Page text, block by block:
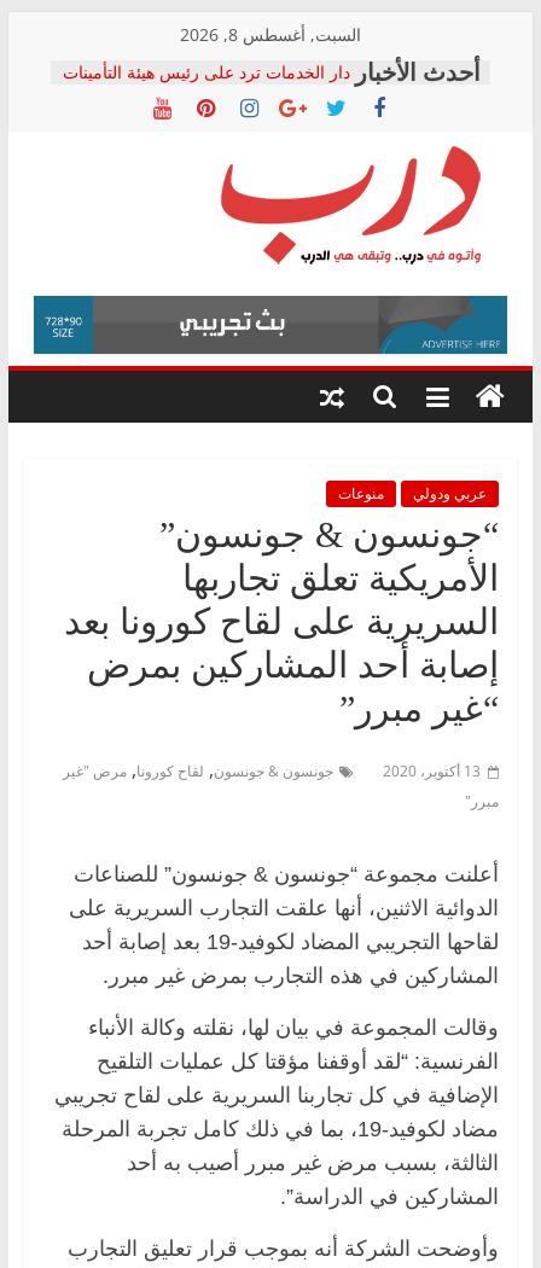
content
السبت, أغسطس 8, 2026
دار الخدمات ترد على رئيس هيئة التأمينات
بعد مؤتمره الصحفي: إنكار الأزمة لا ينهي
معاناة أصحاب المعاشات.. ونطالب بكشف
فرحات سليمان يكتب: القطاع الصحي إلى
أين؟
حزب التحالف الشعبي يطلق لجنة “الحق
في الصحة” بالإسكندرية لرصد الانتهاكات
ودعم المرضى
الوزاري لمدينة الصحفيين.. وانتهاء أعمال
إنشاء المبنى الإداري
المجلس القومي لحقوق الإنسان يعلن
متابعة قضية الدكتور محمد زهران.. ويؤكد:
قرينة البراءة وضمانات المحاكمة العادلة
درب
وأتوه
درب..
وتبقى
هي
عربي ودولي منوعات
“جونسون & جونسون”
الأمريكية تعلق تجاربها
السريرية على لقاح كورونا بعد
إصابة أحد المشاركين بمرض
“غير مبرر”
13 أكتوبر، 2020 جونسون & جونسون, لقاح كورونا, مرض "غير
مبرر"
أعلنت مجموعة “جونسون & جونسون” للصناعات
الدوائية الاثنين، أنها علقت التجارب السريرية على
لقاحها التجريبي المضاد لكوفيد-19 بعد إصابة أحد
المشاركين في هذه التجارب بمرض غير مبرر.
وقالت المجموعة في بيان لها، نقلته وكالة الأنباء
الفرنسية: “لقد أوقفنا مؤقتا كل عمليات التلقيح
الإضافية في كل تجاربنا السريرية على لقاح تجريبي
مضاد لكوفيد-19، بما في ذلك كامل تجربة المرحلة
الثالثة، بسبب مرض غير مبرر أصيب به أحد
المشاركين في الدراسة”.
وأوضحت الشركة أنه بموجب قرار تعليق التجارب